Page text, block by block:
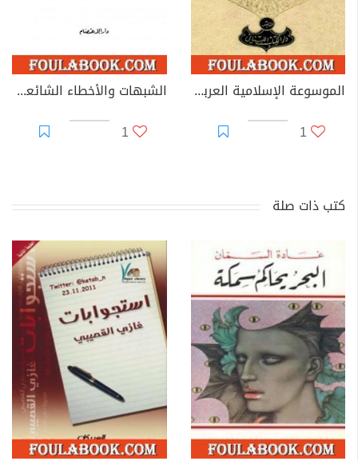
الموسوعة الإسلامية العربية - المجلد التاسع: الثقافة العربية إسلامية أصولها وانتمائها
1
الشبهات والأخطاء الشائعة في الفكر الإسلامي
1
كتب ذات صلة